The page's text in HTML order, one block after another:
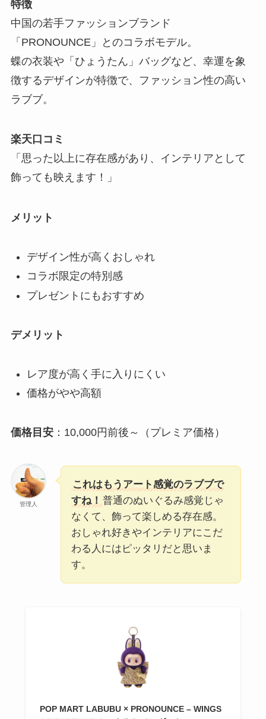
特徴
中国の若手ファッションブランド
「PRONOUNCE」とのコラボモデル。
蝶の衣装や「ひょうたん」バッグなど、幸運を象
徴するデザインが特徴で、ファッション性の高い
ラブブ。
楽天口コミ
「思った以上に存在感があり、インテリアとして
飾っても映えます！」
メリット
デザイン性が高くおしゃれ
コラボ限定の特別感
プレゼントにもおすすめ
デメリット
レア度が高く手に入りにくい
価格がやや高額
価格目安：10,000円前後～（プレミア価格）
管理人
これはもうアート感覚のラブブで
すね！ 普通のぬいぐるみ感覚じゃ
なくて、飾って楽しめる存在感。
おしゃれ好きやインテリアにこだ
わる人にはピッタリだと思いま
す。
POP MART LABUBU × PRONOUNCE – WINGS